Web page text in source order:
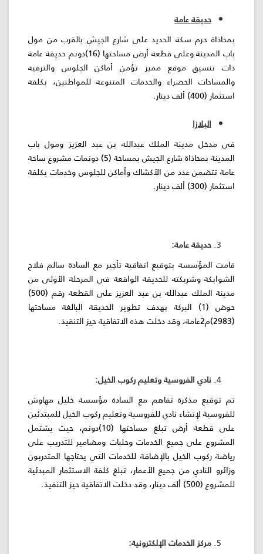
حديقة عامة
بمحاذاة حرم سكة الحديد على شارع الجيش بالقرب من مول
باب المدينة وعلى قطعة أرض مساحتها (16)دونم حديقة عامة
ذات تنسيق موقع مميز تؤمن أماكن الجلوس والترفيه
والمساحات الخضراء والخدمات المتنوعة للمواطنين، بكلفة
استثمار (400) ألف دينار.
البلازا
في مدخل مدينة الملك عبدالله بن عبد العزيز ومول باب
المدينة بمحاذاة شارع الجيش بمساحة (5) دونمات مشروع ساحة
عامة تتضمن عدد من الأكشاك وأماكن للجلوس وخدمات بكلفة
استثمار (300) ألف دينار.
حديقة عامة:
قامت المؤسسة بتوقيع اتفاقية تأجير مع السادة سالم فلاح
الشوابكة وشريكته للحديقة الواقعة في المرحلة الأولى من
مدينة الملك عبدالله بن عبد العزيز على القطعة رقم (500)
حوض (1) البركة بهدف تطوير الحديقة البالغة مساحتها
(2983)م2عامة، وقد دخلت هذه الاتفاقية حيز التنفيذ.
نادي الفروسية وتعليم ركوب الخيل:
تم توقيع مذكرة تفاهم مع السادة مؤسسة خليل مهاوش
للفروسية لإنشاء نادي للفروسية وتعليم ركوب الخيل للمبتدئين
على قطعة أرض تبلغ مساحتها (10)دونم، حيث يشتمل
المشروع على جميع الخدمات وحلبات ومضامير للتدريب على
رياضة ركوب الخيل بالإضافة للخدمات التي يحتاجها المتدربون
وزائرو النادي من جميع الأعمار، تبلغ كلفة الاستثمار المبدئية
للمشروع (500) ألف دينار، وقد دخلت الاتفاقية حيز التنفيذ.
مركز الخدمات الإلكترونية: